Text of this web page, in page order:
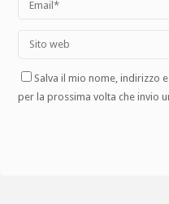
Salva il mio nome, indirizzo
per la prossima volta che invio